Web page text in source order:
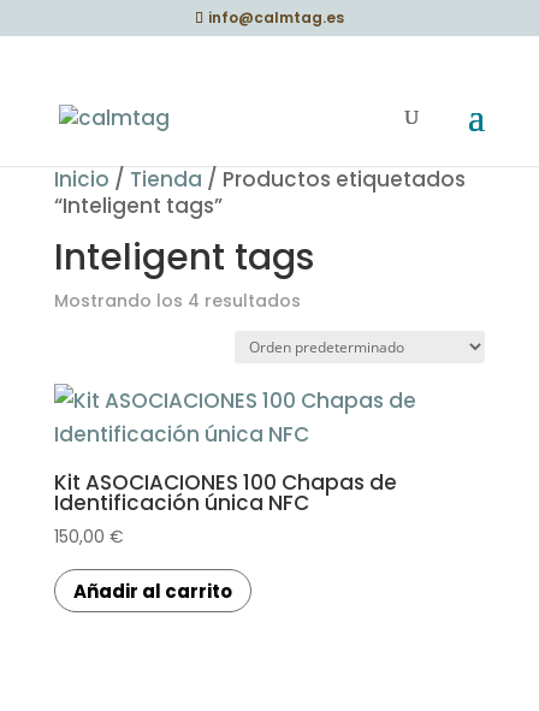
info@calmtag.es
Inicio / Tienda / Productos etiquetados
“Inteligent tags”
Inteligent tags
Mostrando los 4 resultados
Kit ASOCIACIONES 100 Chapas de
Identificación única NFC
150,00 €
Añadir al carrito